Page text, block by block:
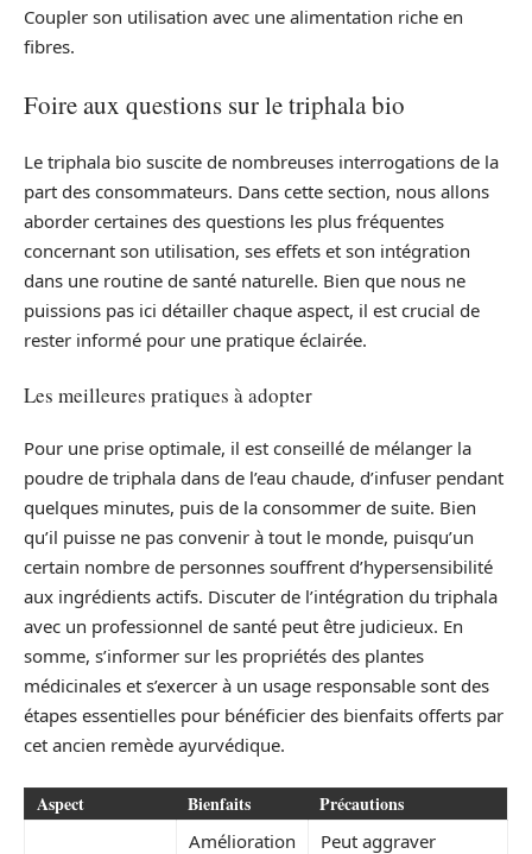
Coupler son utilisation avec une alimentation riche en
fibres.
Foire aux questions sur le triphala bio
Le triphala bio suscite de nombreuses interrogations de la
part des consommateurs. Dans cette section, nous allons
aborder certaines des questions les plus fréquentes
concernant son utilisation, ses effets et son intégration
dans une routine de santé naturelle. Bien que nous ne
puissions pas ici détailler chaque aspect, il est crucial de
rester informé pour une pratique éclairée.
Les meilleures pratiques à adopter
Pour une prise optimale, il est conseillé de mélanger la
poudre de triphala dans de l’eau chaude, d’infuser pendant
quelques minutes, puis de la consommer de suite. Bien
qu’il puisse ne pas convenir à tout le monde, puisqu’un
certain nombre de personnes souffrent d’hypersensibilité
aux ingrédients actifs. Discuter de l’intégration du triphala
avec un professionnel de santé peut être judicieux. En
somme, s’informer sur les propriétés des plantes
médicinales et s’exercer à un usage responsable sont des
étapes essentielles pour bénéficier des bienfaits offerts par
cet ancien remède ayurvédique.
Aspect Bienfaits Précautions
Amélioration
Peut aggraver